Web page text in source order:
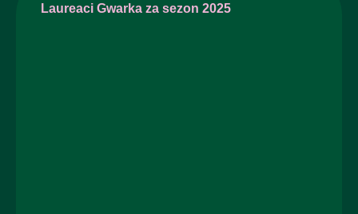
Laureaci Gwarka za sezon 2025